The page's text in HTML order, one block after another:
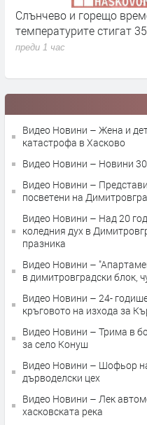
Слънчево и горещо
температурите стигат
преди 1 час
Видео Новини – Жена и
катастрофа в Хасково
Видео Новини – Новини
Видео Новини –
посветени на
Видео Новини – Над 20
коледния дух в
празника
Видео Новини –
в димитровградски блок,
Видео Новини – 24-
кръговото на изхода за
Видео Новини – Трима в
за село Конуш
Видео Новини – Шофьор
дърводелски цех
Видео Новини – Лек
хасковската река